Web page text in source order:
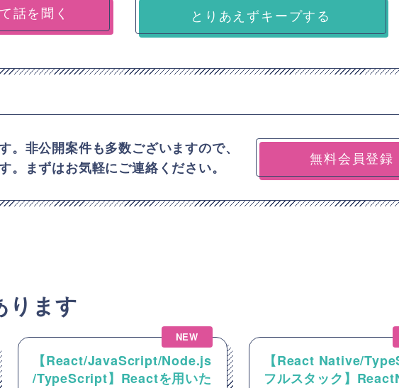
とりあえずキープする
非公開案件も多数ございますので、
まずはお気軽にご連絡ください。
無料会員登録
ります
NEW
【React/JavaScript/Node.js
/TypeScript】Reactを用いた
【React Native/
フルスタック】